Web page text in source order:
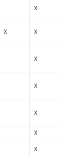
X
X X
X
X
X
X
X